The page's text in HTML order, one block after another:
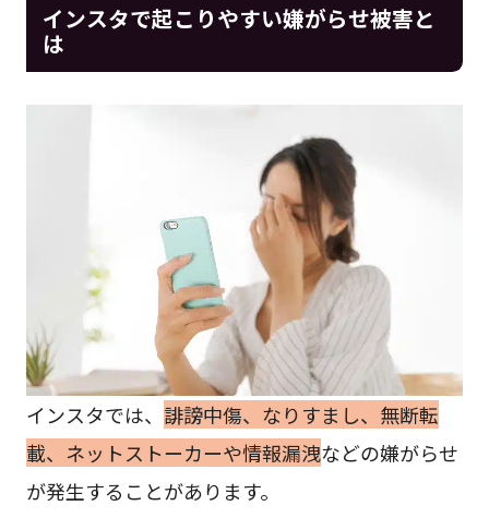
インスタで起こりやすい嫌がらせ被害と
は
インスタでは、 誹謗中傷、なりすまし、無断転
載、ネットストーカーや情報漏洩などの嫌がらせ
が発生することがあります。